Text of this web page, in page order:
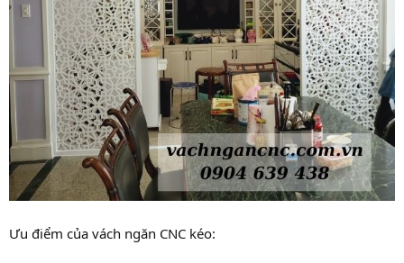
Ưu điểm của vách ngăn CNC kéo: